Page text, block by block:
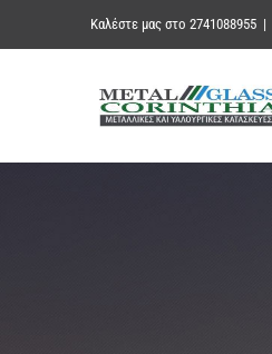
Καλέστε μας στο 2741088955 |